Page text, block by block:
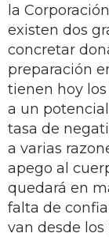
la
existen dos
concretar
preparación
tienen hoy
a un
tasa de
a varias
apego al
quedará en
falta de
van desde los